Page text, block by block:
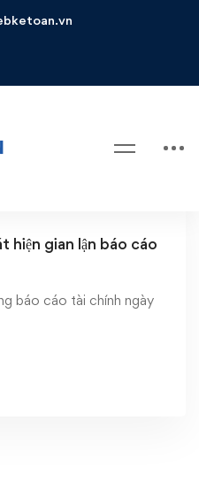
hiện gian lận báo cáo
báo cáo tài chính ngày